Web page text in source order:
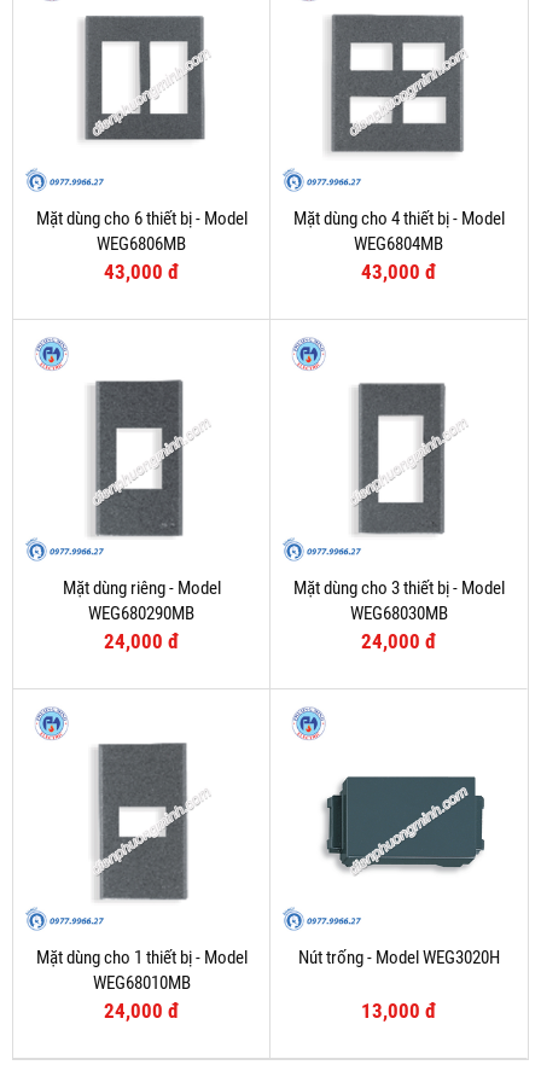
Mặt dùng cho 6 thiết bị - Model
WEG6806MB
43,000 đ
Mặt dùng cho 4 thiết bị - Model
WEG6804MB
43,000 đ
Mặt dùng riêng - Model
WEG680290MB
24,000 đ
Mặt dùng cho 3 thiết bị - Model
WEG68030MB
24,000 đ
Mặt dùng cho 1 thiết bị - Model
WEG68010MB
24,000 đ
Nút trống - Model WEG3020H
13,000 đ